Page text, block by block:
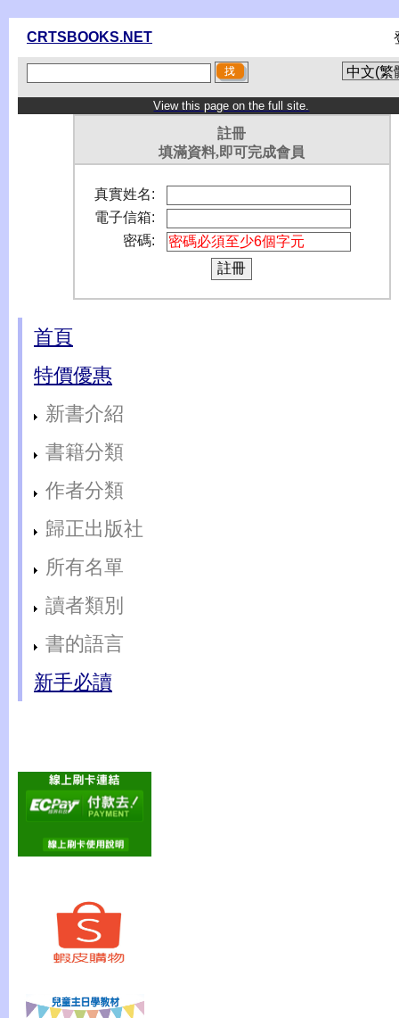
CRTSBOOKS.NET
View this page on the full site.
註冊
填滿資料,即可完成會員
真實姓名:
電子信箱:
密碼:
首頁
特價優惠
新書介紹
書籍分類
作者分類
歸正出版社
所有名單
讀者類別
書的語言
新手必讀